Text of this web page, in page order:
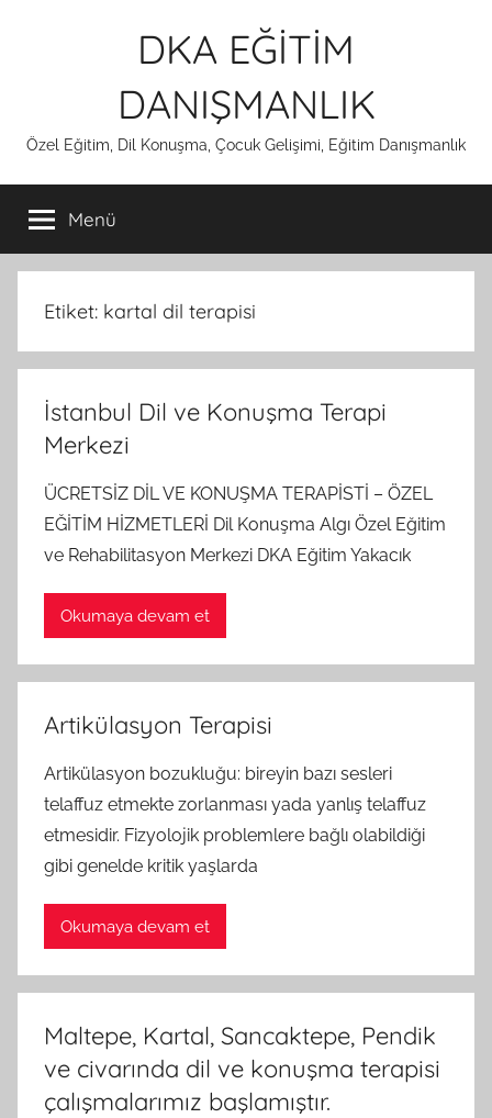
DKA EĞİTİM
DANIŞMANLIK
Özel Eğitim, Dil Konuşma, Çocuk Gelişimi, Eğitim Danışmanlık
Menü
Etiket: kartal dil terapisi
İstanbul Dil ve Konuşma Terapi
Merkezi
ÜCRETSİZ DİL VE KONUŞMA TERAPİSTİ – ÖZEL
EĞİTİM HİZMETLERİ Dil Konuşma Algı Özel Eğitim
ve Rehabilitasyon Merkezi DKA Eğitim Yakacık
Okumaya devam et
Artikülasyon Terapisi
Artikülasyon bozukluğu: bireyin bazı sesleri
telaffuz etmekte zorlanması yada yanlış telaffuz
etmesidir. Fizyolojik problemlere bağlı olabildiği
gibi genelde kritik yaşlarda
Okumaya devam et
Maltepe, Kartal, Sancaktepe, Pendik
ve civarında dil ve konuşma terapisi
çalışmalarımız başlamıştır.